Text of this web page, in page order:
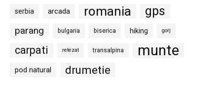
serbia arcada romania gps
parang bulgaria biserica hiking gorj
carpati retezat transalpina munte
pod natural drumetie